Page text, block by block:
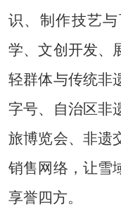
识、制作技艺
学、文创开发、
轻群体与传统非
字号、自治区非
旅博览会、非遗
销售网络，让雪
享誉四方。